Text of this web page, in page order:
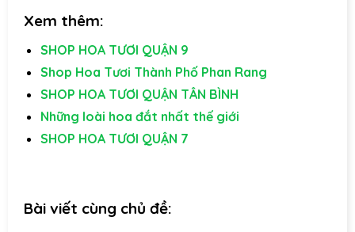
Xem thêm:
SHOP HOA TƯƠI QUẬN 9
Shop Hoa Tươi Thành Phố Phan Rang
SHOP HOA TƯƠI QUẬN TÂN BÌNH
Những loài hoa đắt nhất thế giới
SHOP HOA TƯƠI QUẬN 7
Bài viết cùng chủ đề: